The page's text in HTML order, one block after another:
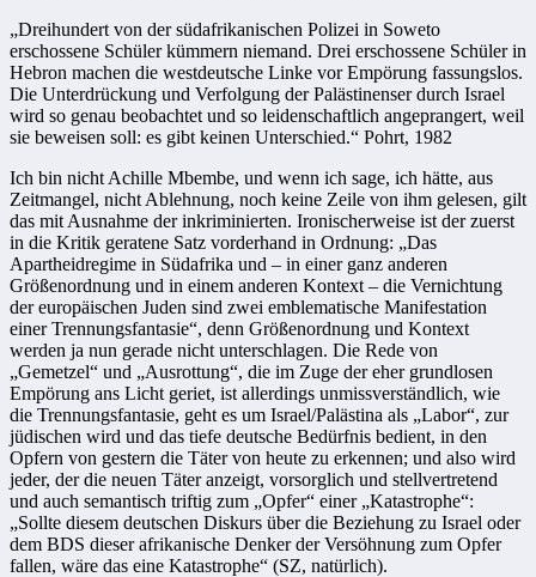
„Dreihundert von der südafrikanischen Polizei in Soweto
erschossene Schüler kümmern niemand. Drei erschossene Schüler in
Hebron machen die westdeutsche Linke vor Empörung fassungslos.
Die Unterdrückung und Verfolgung der Palästinenser durch Israel
wird so genau beobachtet und so leidenschaftlich angeprangert, weil
sie beweisen soll: es gibt keinen Unterschied.“ Pohrt, 1982
Ich bin nicht Achille Mbembe, und wenn ich sage, ich hätte, aus
Zeitmangel, nicht Ablehnung, noch keine Zeile von ihm gelesen, gilt
das mit Ausnahme der inkriminierten. Ironischerweise ist der zuerst
in die Kritik geratene Satz vorderhand in Ordnung: „Das
Apartheidregime in Südafrika und – in einer ganz anderen
Größenordnung und in einem anderen Kontext – die Vernichtung
der europäischen Juden sind zwei emblematische Manifestation
einer Trennungsfantasie“, denn Größenordnung und Kontext
werden ja nun gerade nicht unterschlagen. Die Rede von
„Gemetzel“ und „Ausrottung“, die im Zuge der eher grundlosen
Empörung ans Licht geriet, ist allerdings unmissverständlich, wie
die Trennungsfantasie, geht es um Israel/Palästina als „Labor“, zur
jüdischen wird und das tiefe deutsche Bedürfnis bedient, in den
Opfern von gestern die Täter von heute zu erkennen; und also wird
jeder, der die neuen Täter anzeigt, vorsorglich und stellvertretend
und auch semantisch triftig zum „Opfer“ einer „Katastrophe“:
„Sollte diesem deutschen Diskurs über die Beziehung zu Israel oder
dem BDS dieser afrikanische Denker der Versöhnung zum Opfer
fallen, wäre das eine Katastrophe“ (SZ, natürlich).